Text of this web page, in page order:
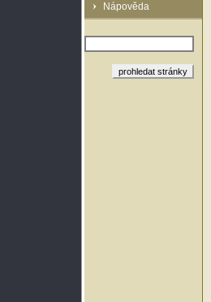
Nápověda